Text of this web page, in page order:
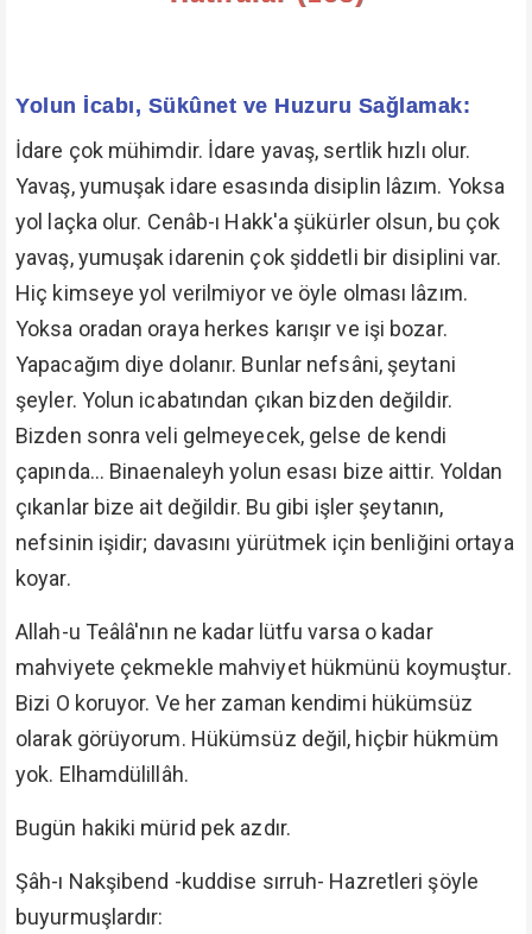
Yolun İcabı, Sükûnet ve Huzuru Sağlamak:
İdare çok mühimdir. İdare yavaş, sertlik hızlı olur.
Yavaş, yumuşak idare esasında disiplin lâzım. Yoksa
yol laçka olur. Cenâb-ı Hakk'a şükürler olsun, bu çok
yavaş, yumuşak idarenin çok şiddetli bir disiplini var.
Hiç kimseye yol verilmiyor ve öyle olması lâzım.
Yoksa oradan oraya herkes karışır ve işi bozar.
Yapacağım diye dolanır. Bunlar nefsâni, şeytani
şeyler. Yolun icabatından çıkan bizden değildir.
Bizden sonra veli gelmeyecek, gelse de kendi
çapında... Binaenaleyh yolun esası bize aittir. Yoldan
çıkanlar bize ait değildir. Bu gibi işler şeytanın,
nefsinin işidir; davasını yürütmek için benliğini ortaya
koyar.
Allah-u Teâlâ'nın ne kadar lütfu varsa o kadar
mahviyete çekmekle mahviyet hükmünü koymuştur.
Bizi O koruyor. Ve her zaman kendimi hükümsüz
olarak görüyorum. Hükümsüz değil, hiçbir hükmüm
yok. Elhamdülillâh.
Bugün hakiki mürid pek azdır.
Şâh-ı Nakşibend -kuddise sırruh- Hazretleri şöyle
buyurmuşlardır: